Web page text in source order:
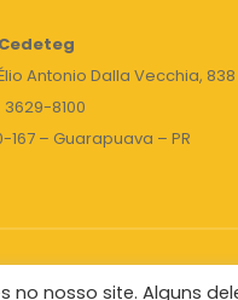
Cedeteg
Antonio Dalla Vecchia, 838
8100
167 – Guarapuava – PR
no nosso site. Alguns